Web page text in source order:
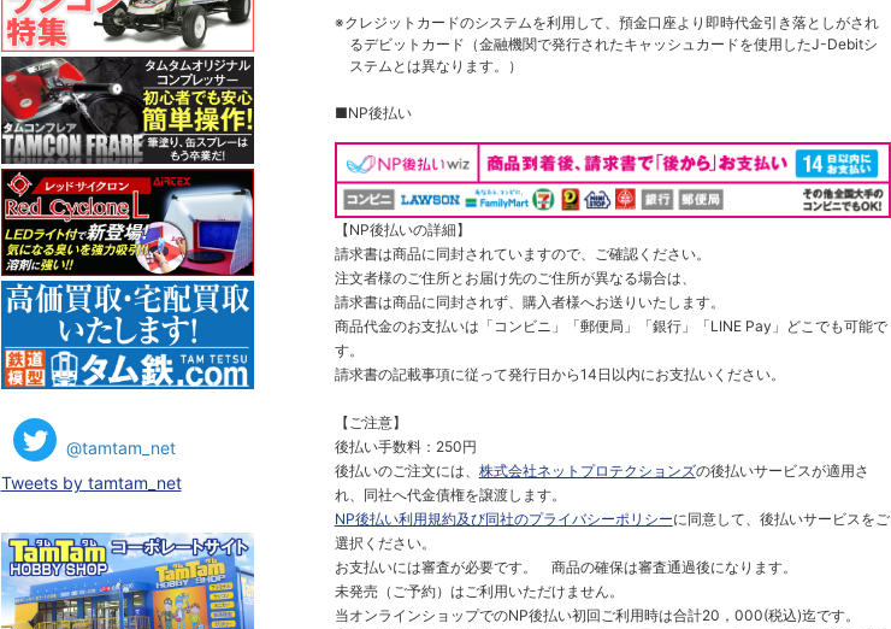
※クレジットカードのシステムを利用して、預金口座より即時代金引き落としがされ
るデビットカード（金融機関で発行されたキャッシュカードを使用したJ-Debitシ
ステムとは異なります。）
■NP後払い
【NP後払いの詳細】
請求書は商品に同封されていますので、ご確認ください。
注文者様のご住所とお届け先のご住所が異なる場合は、
請求書は商品に同封されず、購入者様へお送りいたします。
商品代金のお支払いは「コンビニ」「郵便局」「銀行」「LINE Pay」どこでも可能で
す。
請求書の記載事項に従って発行日から14日以内にお支払いください。
【ご注意】
後払い手数料：250円
後払いのご注文には、 株式会社ネットプロテクションズの後払いサービスが適用さ
れ、同社へ代金債権を譲渡します。
NP後払い利用規約及び同社のプライバシーポリシーに同意して、後払いサービスをご
選択ください。
お支払いには審査が必要です。 商品の確保は審査通過後になります。
未発売（ご予約）はご利用いただけません。
当オンラインショップでのNP後払い初回ご利用時は合計20，000(税込)迄です。
@tamtam_net
Tweets by tamtam_net